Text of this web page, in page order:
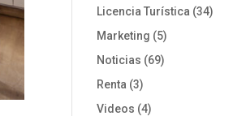
Licencia Turística (34)
Marketing (5)
Noticias (69)
Renta (3)
Videos (4)